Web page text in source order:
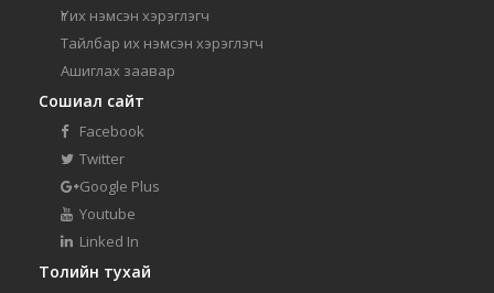
Үг их нэмсэн хэрэглэгч
Тайлбар их нэмсэн хэрэглэгч
Ашиглах заавар
Сошиал сайт
Facebook
Twitter
Google Plus
Youtube
Linked In
Толийн тухай